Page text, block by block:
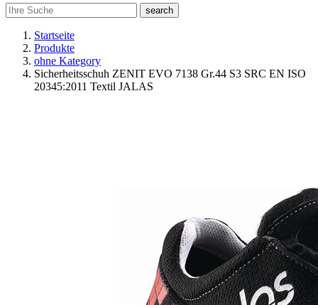
search
Startseite
Produkte
ohne Kategory
Sicherheitsschuh ZENIT EVO 7138 Gr.44 S3 SRC EN ISO
20345:2011 Textil JALAS